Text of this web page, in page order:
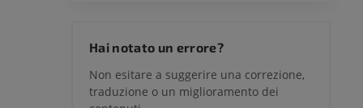
Hai notato un errore?
Non esitare a suggerire una correzione,
traduzione o un miglioramento dei